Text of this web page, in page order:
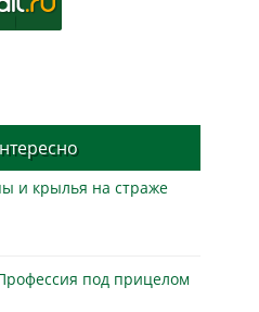
и крылья на страже
под прицелом